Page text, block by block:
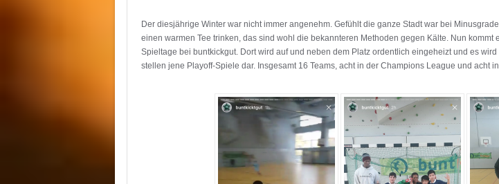
Der diesjährige Winter war nicht immer angenehm. Gefühlt die ganze Stadt war bei
einen warmen Tee trinken, das sind wohl die bekannteren Methoden gegen Kälte. Nun
Spieltage bei buntkickgut. Dort wird auf und neben dem Platz ordentlich eingeheizt und es
stellen jene Playoff-Spiele dar. Insgesamt 16 Teams, acht in der Champions League und acht